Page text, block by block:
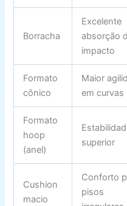
Borracha
Excelente
absorção
impacto
Formato
cônico
Maior
em curvas
Formato
hoop
(anel)
superior
Cushion
macio
Conforto
pisos